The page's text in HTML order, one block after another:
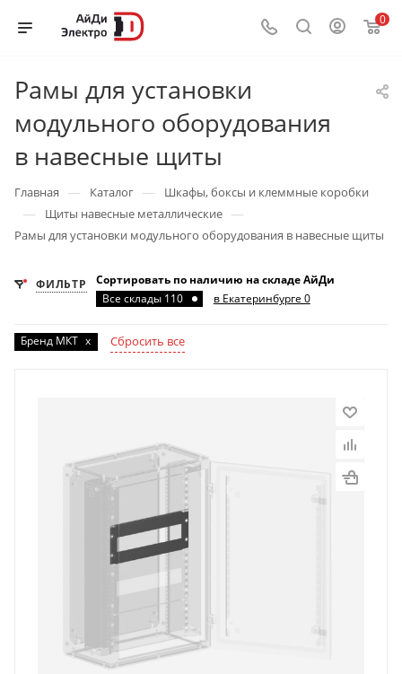
0
Рамы для установки
модульного оборудования
в навесные щиты
Главная — Каталог — Шкафы, боксы и клеммные коробки
— Щиты навесные металлические —
Рамы для установки модульного оборудования в навесные щиты
ФИЛЬТР
Сортировать по наличию на складе АйДи
Все склады 110
в Екатеринбурге 0
Бренд МКТ x Сбросить все